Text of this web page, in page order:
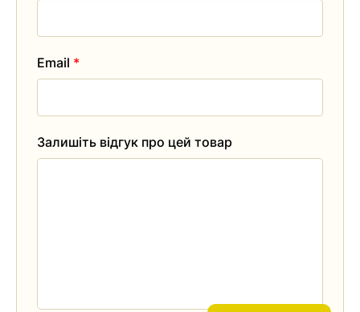
Залишіть відгук про цей товар
Email *